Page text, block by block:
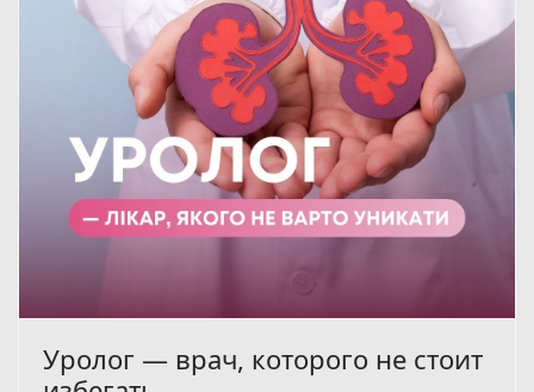
Уролог — врач, которого не стоит